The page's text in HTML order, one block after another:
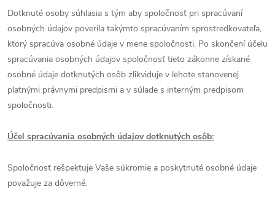
Dotknuté osoby súhlasia s tým aby spoločnosť pri spracúvaní
osobných údajov poverila takýmto spracúvaním sprostredkovateľa,
ktorý spracúva osobné údaje v mene spoločnosti. Po skončení účelu
spracúvania osobných údajov spoločnosť tieto zákonne získané
osobné údaje dotknutých osôb zlikviduje v lehote stanovenej
platnými právnymi predpismi a v súlade s interným predpisom
spoločnosti.
Účel spracúvania osobných údajov dotknutých osôb:
Spoločnosť rešpektuje Vaše súkromie a poskytnuté osobné údaje
považuje za dôverné.